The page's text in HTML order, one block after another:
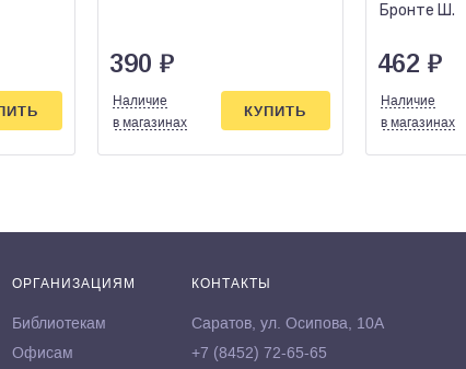
390 ₽
Наличие
в магазинах
КУПИТЬ
Бронте Ш.
462 ₽
Наличие
в магазинах
ОРГАНИЗАЦИЯМ
Библиотекам
Офисам
КОНТАКТЫ
Саратов, ул. Осипова, 10А
+7 (8452) 72-65-65